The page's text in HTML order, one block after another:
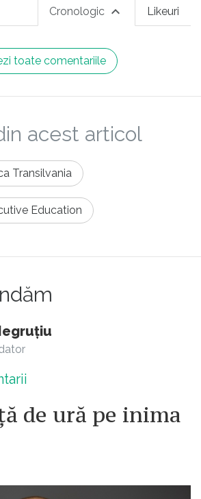
Likeuri
Cronologic
toate comentariile
acest articol
Transilvania
Education
de ură pe inima